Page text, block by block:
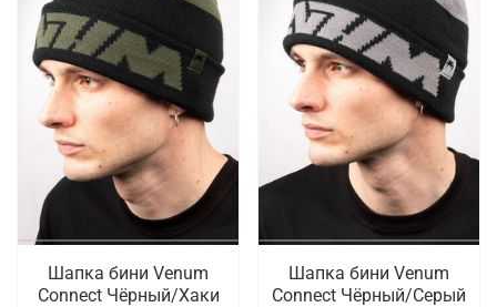
Шапка бини Venum
Connect Чёрный/Хаки
Шапка бини Venum
Connect Чёрный/Серый